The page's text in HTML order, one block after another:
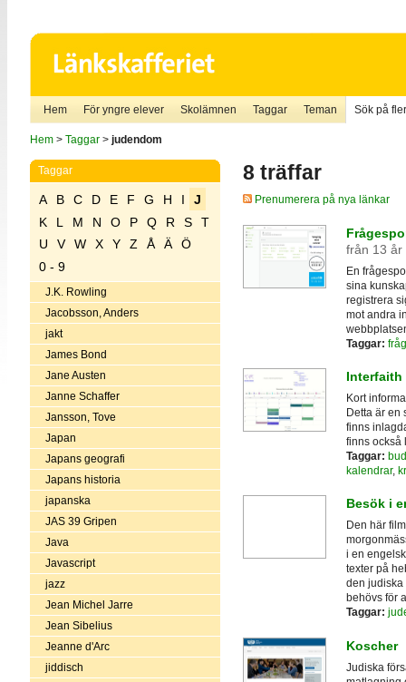
Hem För yngre elever Skolämnen Taggar Teman Sök på
Hem> Taggar> judendom
Taggar
A B C D E F G H I
J
K
L M N O P Q R S
T
U
V W X Y Z Å Ä
Ö
0 - 9
J.K. Rowling
Jacobsson, Anders
jakt
James Bond
Jane Austen
Janne Schaffer
Jansson, Tove
Japan
Japans geografi
Japans historia
japanska
JAS 39 Gripen
Java
Javascript
jazz
Jean Michel Jarre
Jean Sibelius
Jeanne d'Arc
jiddisch
8 träffar
Prenumerera på nya länkar
från 13 år
En
sina
registrera
mot andra
Taggar:
Interfaith
Kort
Detta är en
finns
finns också
Taggar:
kalendrar,
Besök i
Den här
i en
texter på
den judiska
behövs för
Taggar:
Koscher
Judiska